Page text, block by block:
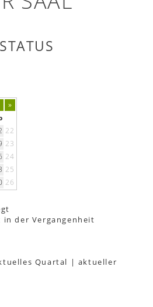
»
22
23
24
25
26
in der Vergangenheit
Quartal | aktueller